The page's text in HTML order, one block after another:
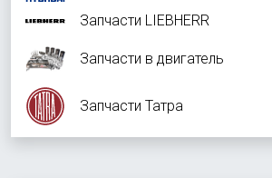
Запчасти LIEBHERR
Запчасти в двигатель
Запчасти Татра